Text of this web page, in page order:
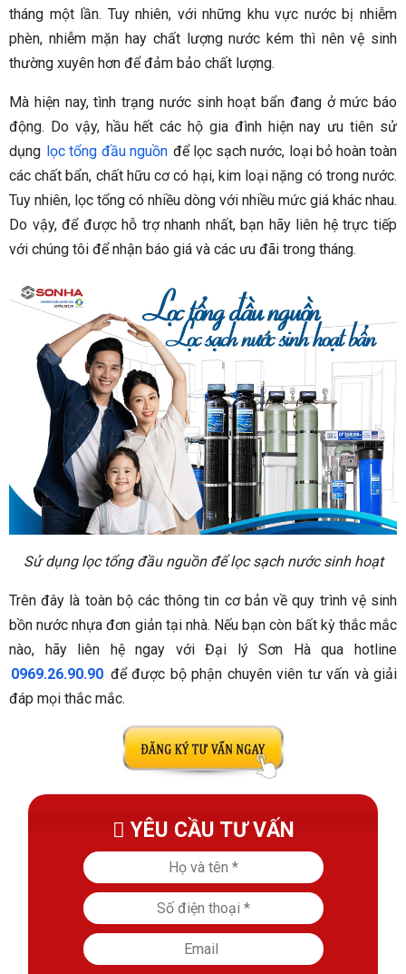
tháng một lần. Tuy nhiên, với những khu vực nước bị nhiễm
phèn, nhiễm mặn hay chất lượng nước kém thì nên vệ sinh
thường xuyên hơn để đảm bảo chất lượng.
Mà hiện nay, tình trạng nước sinh hoạt bẩn đang ở mức báo
động. Do vậy, hầu hết các hộ gia đình hiện nay ưu tiên sử
dụng lọc tổng đầu nguồn để lọc sạch nước, loại bỏ hoàn toàn
các chất bẩn, chất hữu cơ có hại, kim loại nặng có trong nước.
Tuy nhiên, lọc tổng có nhiều dòng với nhiều mức giá khác nhau.
Do vậy, để được hỗ trợ nhanh nhất, bạn hãy liên hệ trực tiếp
với chúng tôi để nhận báo giá và các ưu đãi trong tháng.
Sử dụng lọc tổng đầu nguồn để lọc sạch nước sinh hoạt
Trên đây là toàn bộ các thông tin cơ bản về quy trình vệ sinh
bồn nước nhựa đơn giản tại nhà. Nếu bạn còn bất kỳ thắc mắc
nào, hãy liên hệ ngay với Đại lý Sơn Hà qua hotline
0969.26.90.90 để được bộ phận chuyên viên tư vấn và giải
đáp mọi thắc mắc.
YÊU CẦU TƯ VẤN